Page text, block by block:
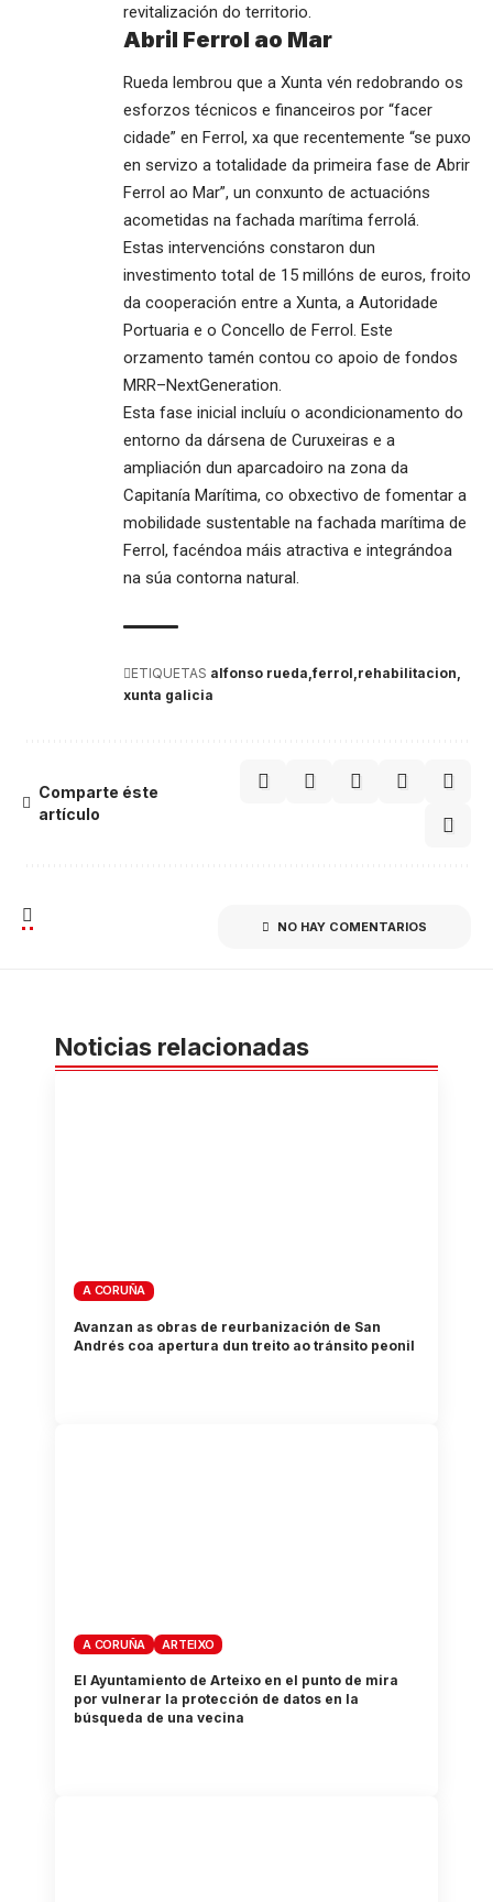
revitalización do territorio.
Abril Ferrol ao Mar
Rueda lembrou que a Xunta vén redobrando os
esforzos técnicos e financeiros por “facer
cidade” en Ferrol, xa que recentemente “se puxo
en servizo a totalidade da primeira fase de Abrir
Ferrol ao Mar”, un conxunto de actuacións
acometidas na fachada marítima ferrolá.
Estas intervencións constaron dun
investimento total de 15 millóns de euros, froito
da cooperación entre a Xunta, a Autoridade
Portuaria e o Concello de Ferrol. Este
orzamento tamén contou co apoio de fondos
MRR–NextGeneration.
Esta fase inicial incluíu o acondicionamento do
entorno da dársena de Curuxeiras e a
ampliación dun aparcadoiro na zona da
Capitanía Marítima, co obxectivo de fomentar a
mobilidade sustentable na fachada marítima de
Ferrol, facéndoa máis atractiva e integrándoa
na súa contorna natural.
ETIQUETAS alfonso rueda ferrol rehabilitacion
xunta galicia
Comparte éste
artículo
NO HAY COMENTARIOS
Noticias relacionadas
A CORUÑA
Avanzan as obras de reurbanización de San
Andrés coa apertura dun treito ao tránsito peonil
A CORUÑA ARTEIXO
El Ayuntamiento de Arteixo en el punto de mira
por vulnerar la protección de datos en la
búsqueda de una vecina